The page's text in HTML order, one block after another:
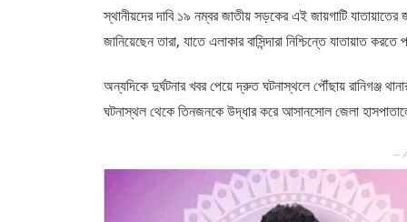
স্থানীয়দের দাবি ১৯ নম্বর জাতীয় সড়কের এই জায়গাটি
জানিয়েছেন তারা, যাতে এলাকার বাসিন্দারা নিশ্চিন্তে যাতায়াত করতে
অন্যদিকে দুর্ঘটনার খবর পেয়ে দ্রুত ঘটনাস্থলে পৌঁছায় রানিগঞ্জ
ঘটনাস্থল থেকে তিনজনকে উদ্ধার করে আসানসোল জেলা
—